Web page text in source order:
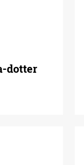
dotter